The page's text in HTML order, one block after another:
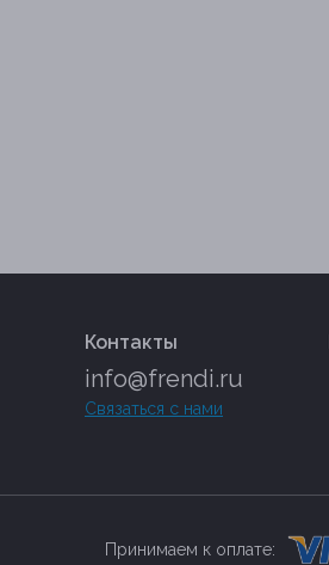
Контакты
info@frendi.ru
Связаться с нами
Принимаем к оплате: